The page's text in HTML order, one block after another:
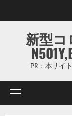
ス
ッ
新型
PR：本サイ
プ